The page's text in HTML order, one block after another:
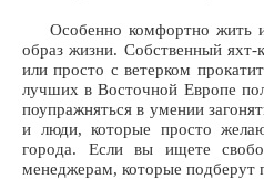
Особенно комфортно жить и
образ жизни. Собственный яхт-
или просто с ветерком
лучших в Восточной Европе
поупражняться в умении
и люди, которые просто
города. Если вы ищете
менеджерам, которые подберут